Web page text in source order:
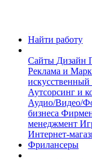
Найти работу
Сайты Дизайн
Реклама и
искусственный
Аутсорсинг и
Аудио/Видео/
бизнеса
менеджмент
Интернет-
Фрилансеры